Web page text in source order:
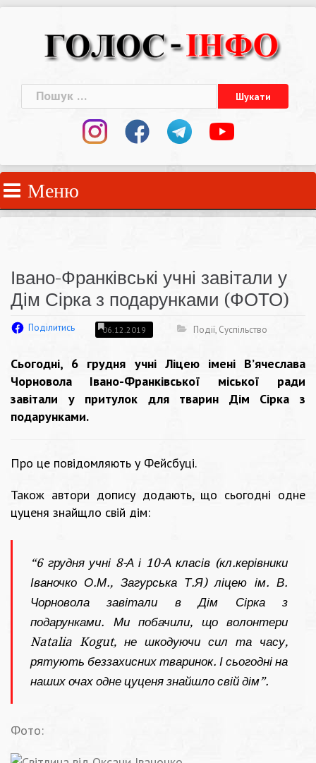
Пошук:
Меню
Івано-Франківські учні завітали у
Дім Сірка з подарунками (ФОТО)
Поділитись 06.12.2019 Події, Суспільство
Сьогодні, 6 грудня учні Ліцею імені В’ячеслава
Чорновола Івано-Франківської міської ради
завітали у притулок для тварин Дім Сірка з
подарунками.
Про це повідомляють у Фейсбуці.
Також автори допису додають, що сьогодні одне
цуценя знайщло свій дім:
“6 грудня учні 8-А і 10-А класів (кл.керівники
Іваночко О.М., Загурська Т.Я) ліцею ім. В.
Чорновола завітали в Дім Сірка з
подарунками. Ми побачили, що волонтери
Natalia Kogut, не шкодуючи сил та часу,
рятують беззахисних тваринок. І сьогодні на
наших очах одне цуценя знайшло свій дім”.
Фото: